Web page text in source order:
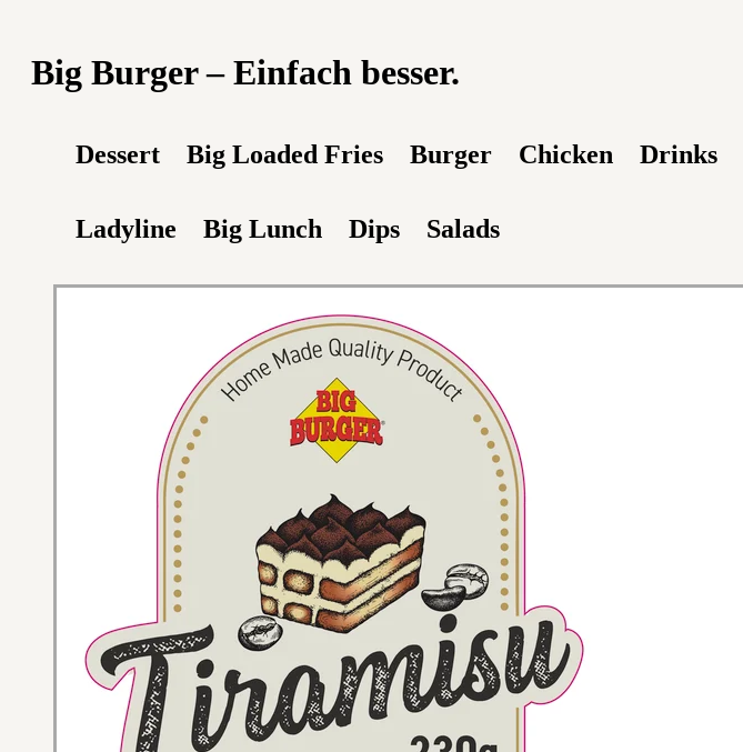
Big Burger – Einfach besser.
Dessert Big Loaded Fries Burger Chicken Drinks
Ladyline Big Lunch Dips Salads